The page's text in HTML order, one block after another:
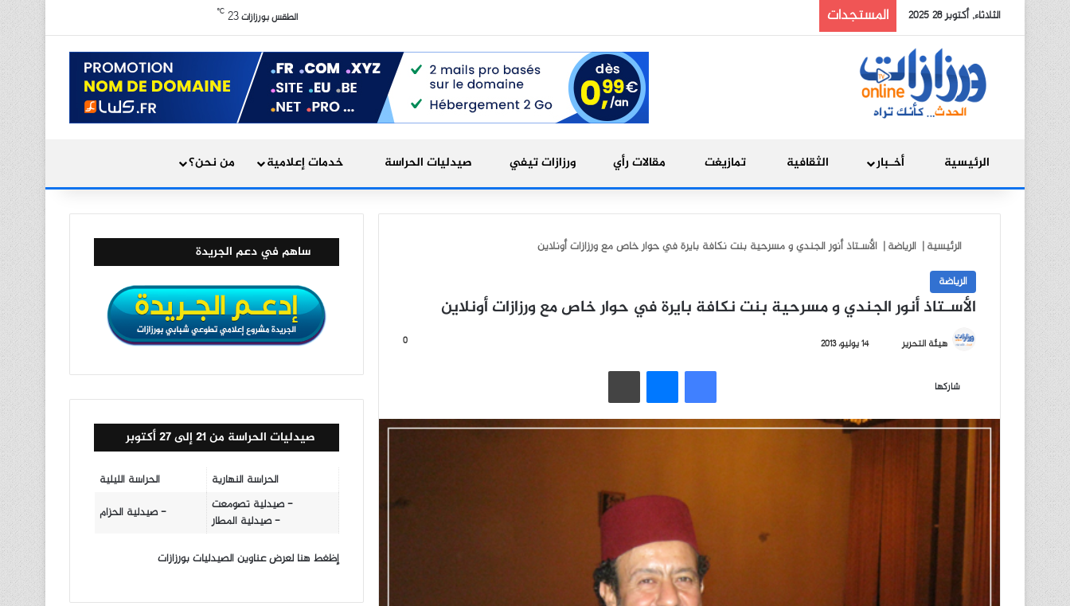
الثلاثاء, أكتوبر 28 2025 المستجدات الطقس بورزازات23
℃ ملخص الموقع RSSالوضع المظلم
الرئيسية أخـبار الثقافية تمازيغت مقالات رأي ورزازات تيفي صيدليات الحراسة خدمات إعلامية من نحن؟ بحث عن
الرئيسية| الرياضة| الأسـتاذ أنور الجندي و مسرحية بنت نكافة بايرة في حوار خاص مع ورزازات أونلاين
الرياضة
الأسـتاذ أنور الجندي و مسرحية بنت نكافة بايرة في حوار خاص مع ورزازات أونلاين
هيئة التحرير
ب
14 يوليو، 2013 0
شاركها
فيسبوك
ساهم في دعم الجريدة
صيدليات الحراسة من 21 إلى 27 أكتوبر
الحراسة النهارية
الحراسة الليلية
- صيدلية تصومعت
- صيدلية المطار
- صيدلية الحزام
إظغط هنا لعرض عناوين الصيدليات بورزازات